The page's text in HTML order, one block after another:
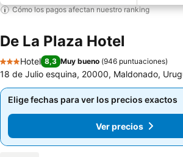
Cómo los pagos afectan nuestro ranking
De La Plaza Hotel
3 Estrellas
Hotel 8,3 Muy bueno (946 puntuaciones)
18 de Julio esquina, 20000, Maldonado,
Elige fechas para ver los precios exactos
Ver precios
Elige fechas para ver los precios exactos
Ver precios